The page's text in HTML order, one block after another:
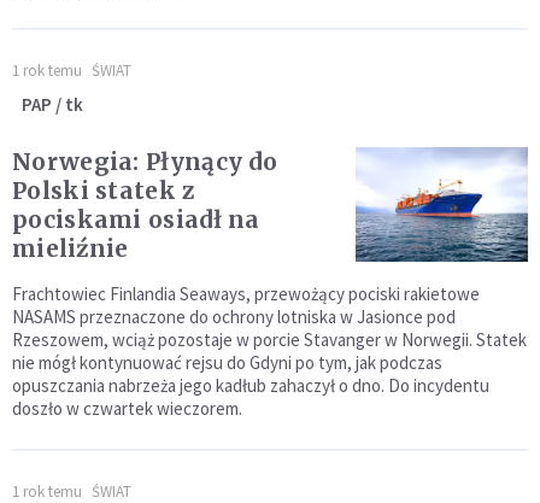
1 rok temu ŚWIAT
PAP / tk
Norwegia: Płynący do
Polski statek z
pociskami osiadł na
mieliźnie
Frachtowiec Finlandia Seaways, przewożący pociski rakietowe
NASAMS przeznaczone do ochrony lotniska w Jasionce pod
Rzeszowem, wciąż pozostaje w porcie Stavanger w Norwegii. Statek
nie mógł kontynuować rejsu do Gdyni po tym, jak podczas
opuszczania nabrzeża jego kadłub zahaczył o dno. Do incydentu
doszło w czwartek wieczorem.
1 rok temu ŚWIAT